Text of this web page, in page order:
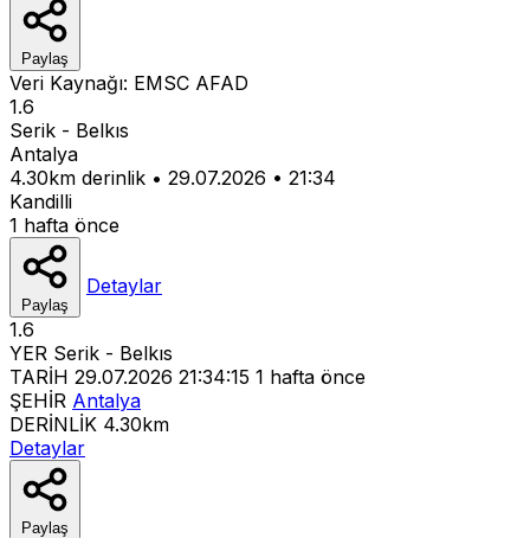
Paylaş
Veri Kaynağı: EMSC AFAD
1.6
Serik - Belkıs
Antalya
4.30km derinlik • 29.07.2026 • 21:34
Kandilli
1 hafta önce
Paylaş
Detaylar
1.6
YER Serik - Belkıs
TARİH 29.07.2026 21:34:15 1 hafta önce
ŞEHİR Antalya
DERİNLİK 4.30km
Detaylar
Paylaş